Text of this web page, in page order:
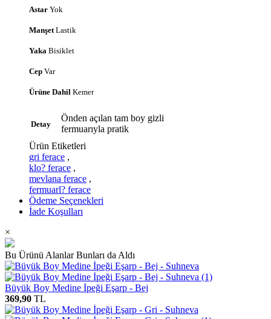
Astar Yok
Manşet Lastik
Yaka Bisiklet
Cep Var
Ürüne Dahil Kemer
Detay
Önden açılan tam boy gizli
fermuarıyla pratik
Ürün Etiketleri
gri ferace ,
klo? ferace ,
mevlana ferace ,
fermuarl? ferace
Ödeme Seçenekleri
İade Koşulları
×
Bu Ürünü Alanlar Bunları da Aldı
Büyük Boy Medine İpeği Eşarp - Bej
369,90 TL